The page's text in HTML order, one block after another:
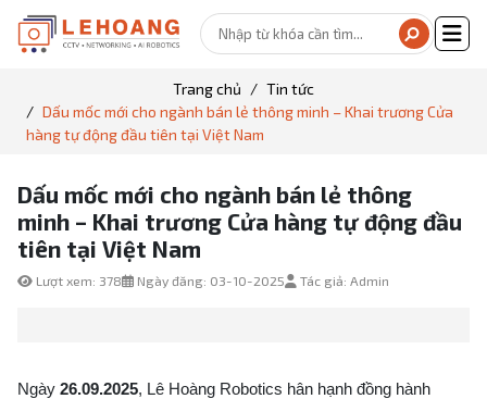
Trang chủ
Tin tức
Dấu mốc mới cho ngành bán lẻ thông minh – Khai trương Cửa
hàng tự động đầu tiên tại Việt Nam
Dấu mốc mới cho ngành bán lẻ thông
minh – Khai trương Cửa hàng tự động đầu
tiên tại Việt Nam
Lượt xem: 378 Ngày đăng: 03-10-2025 Tác giả: Admin
Ngày26.09.2025, Lê Hoàng Robotics hân hạnh đồng hành